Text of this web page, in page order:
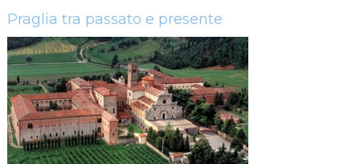
Praglia tra passato e presente